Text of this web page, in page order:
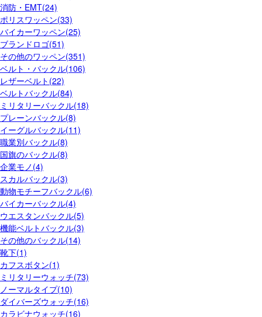
消防・EMT(24)
ポリスワッペン(33)
バイカーワッペン(25)
ブランドロゴ(51)
その他のワッペン(351)
ベルト・バックル(106)
レザーベルト(22)
ベルトバックル(84)
ミリタリーバックル(18)
プレーンバックル(8)
イーグルバックル(11)
職業別バックル(8)
国旗のバックル(8)
企業モノ(4)
スカルバックル(3)
動物モチーフバックル(6)
バイカーバックル(4)
ウエスタンバックル(5)
機能ベルトバックル(3)
その他のバックル(14)
靴下(1)
カフスボタン(1)
ミリタリーウォッチ(73)
ノーマルタイプ(10)
ダイバーズウォッチ(16)
カラビナウォッチ(16)